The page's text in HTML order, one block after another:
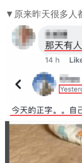
▼原来昨天很多人